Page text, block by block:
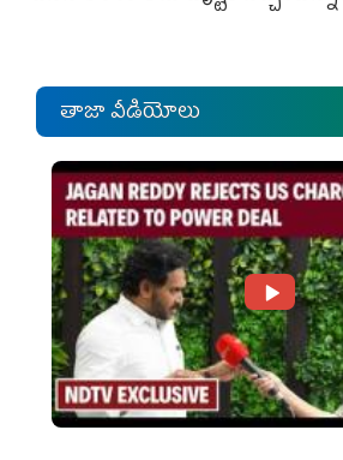
తాజా వీడియోలు